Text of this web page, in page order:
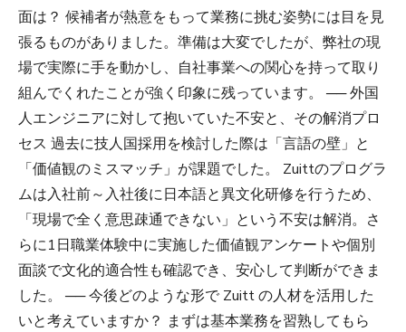
面は？ 候補者が熱意をもって業務に挑む姿勢には目を見
張るものがありました。準備は大変でしたが、弊社の現
場で実際に手を動かし、自社事業への関心を持って取り
組んでくれたことが強く印象に残っています。 ── 外国
人エンジニアに対して抱いていた不安と、その解消プロ
セス 過去に技人国採用を検討した際は「言語の壁」と
「価値観のミスマッチ」が課題でした。 Zuittのプログラ
ムは入社前～入社後に日本語と異文化研修を行うため、
「現場で全く意思疎通できない」という不安は解消。さ
らに1日職業体験中に実施した価値観アンケートや個別
面談で文化的適合性も確認でき、安心して判断ができま
した。 ── 今後どのような形で Zuitt の人材を活用した
いと考えていますか？ まずは基本業務を習熟してもら